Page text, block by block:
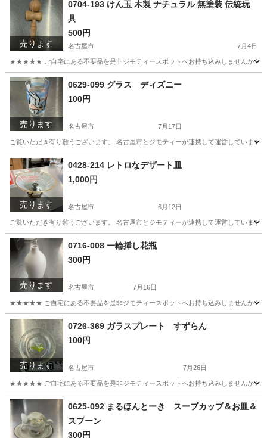
売ります
0704-193 けん玉 木製 ナチュラル 無塗装 伝統玩
具
500円
名古屋市 7月4日
★★★★★ ご自宅にある不要品を是非ジモティースポットへお持ち込みしませんか？
愛知 名古屋市
売ります
0629-099 グラス ディズニー
100円
名古屋市 7月17日
ご覧いただき有り難うございます。 名古屋市とジモティーが連携して運営してい
愛知 名古屋市 リユース
売ります
0428-214 レトロなデザート皿
1,000円
名古屋市 6月12日
ご覧いただき有り難うございます。 名古屋市とジモティーが連携して運営してい
愛知 名古屋市 リユース
売ります
0716-008 一輪挿し花瓶
300円
名古屋市 7月16日
★★★★★ ご自宅にある不要品を是非ジモティースポットへお持ち込みしませんか？
愛知 名古屋市 インテリア雑貨/小物 一輪挿し
売ります
0726-369 ガラスプレート すずらん
100円
名古屋市 7月26日
★★★★★ ご自宅にある不要品を是非ジモティースポットへお持ち込みしませんか？
愛知 名古屋市 現地
0625-092 まるほんとーき スープカップ＆お皿＆
スプーン
300円